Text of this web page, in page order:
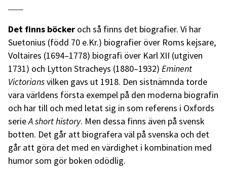
Det finns böcker och så finns det biografier. Vi har
Suetonius (född 70 e.Kr.) biografier över Roms kejsare,
Voltaires (1694–1778) biografi över Karl XII (utgiven
1731) och Lytton Stracheys (1880–1932) Eminent
Victoriansvilken gavs ut 1918. Den sistnämnda torde
vara världens första exempel på den moderna biografin
och har till och med letat sig in som referens i Oxfords
serieA short history. Men dessa finns även på svensk
botten. Det går att biografera väl på svenska och det
går att göra det med en värdighet i kombination med
humor som gör boken odödlig.